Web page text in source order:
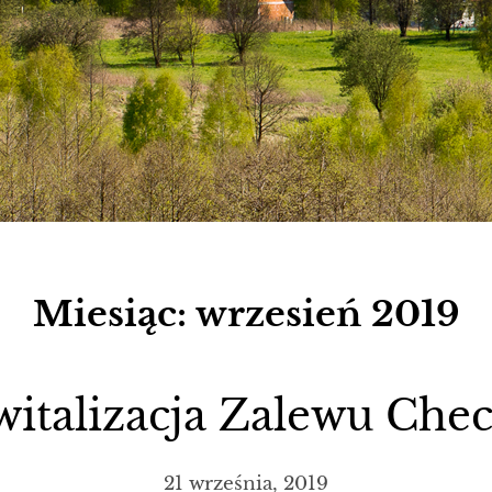
Miesiąc: wrzesień 2019
Zalewu
21 września, 2019